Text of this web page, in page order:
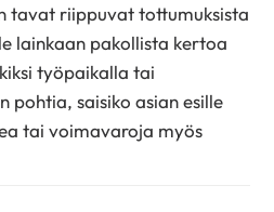
tavat riippuvat tottumuksista
lainkaan pakollista kertoa
työpaikalla tai
pohtia, saisiko asian esille
tai voimavaroja myös